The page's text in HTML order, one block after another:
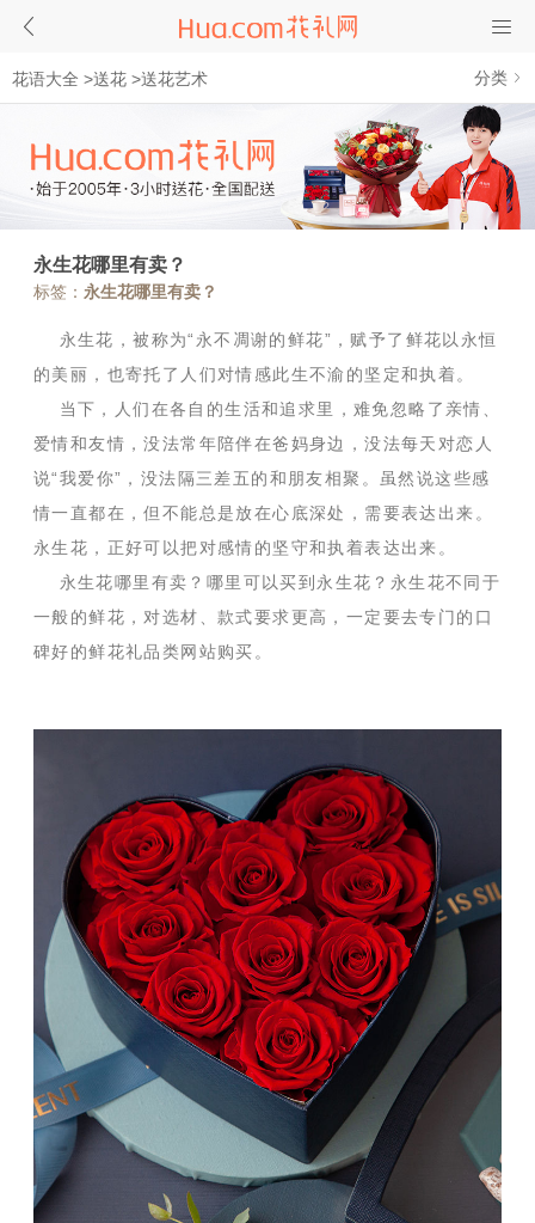
花语大全 >送花 >送花艺术 分类
永生花哪里有卖？
标签： 永生花哪里有卖？
永生花，被称为“永不凋谢的鲜花”，赋予了鲜花以永恒
的美丽，也寄托了人们对情感此生不渝的坚定和执着。
当下，人们在各自的生活和追求里，难免忽略了亲情、
爱情和友情，没法常年陪伴在爸妈身边，没法每天对恋人
说“我爱你”，没法隔三差五的和朋友相聚。虽然说这些感
情一直都在，但不能总是放在心底深处，需要表达出来。
永生花，正好可以把对感情的坚守和执着表达出来。
永生花哪里有卖？哪里可以买到永生花？永生花不同于
一般的鲜花，对选材、款式要求更高，一定要去专门的口
碑好的鲜花礼品类网站购买。